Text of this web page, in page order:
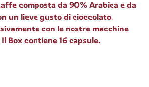
composta da 90% Arabica e da
un lieve gusto di cioccolato.
con le nostre macchine
Box contiene 16 capsule.